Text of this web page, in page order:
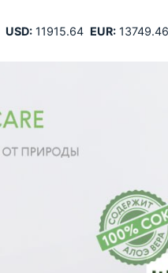
USD:11915.64 EUR:13749.46